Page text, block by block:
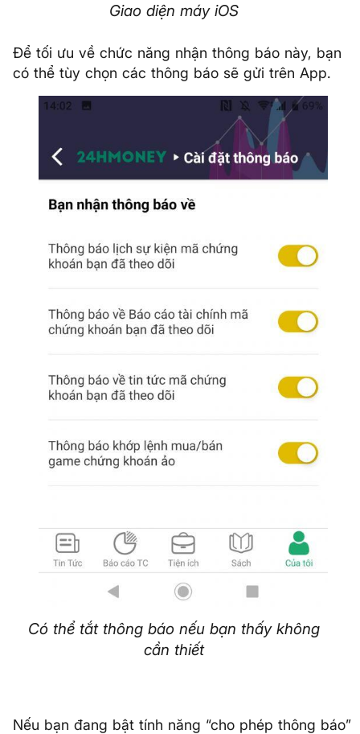
Giao diện máy iOS
Để tối ưu về chức năng nhận thông báo này, bạn
có thể tùy chọn các thông báo sẽ gửi trên App.
Có thể tắt thông báo nếu bạn thấy không
cần thiết
Nếu bạn đang bật tính năng “cho phép thông báo”